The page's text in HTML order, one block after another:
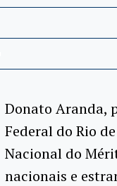
Donato Aranda,
Federal do Rio
Nacional do
nacionais e